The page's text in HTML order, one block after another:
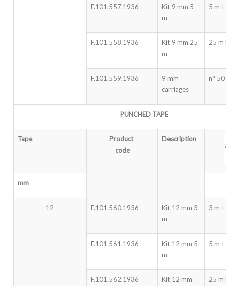
F.101.557.1936
Kit 9 mm 5
m
5 m
F.101.558.1936
Kit 9 mm 25
m
25 m
F.101.559.1936
9 mm
carriages
n°
PUNCHED TAPE
Tape
Product
code
Description
mm
12 F.101.560.1936
Kit 12 mm 3
m
3 m
F.101.561.1936
Kit 12 mm 5
m
5 m
F.101.562.1936
Kit 12 mm
25 m